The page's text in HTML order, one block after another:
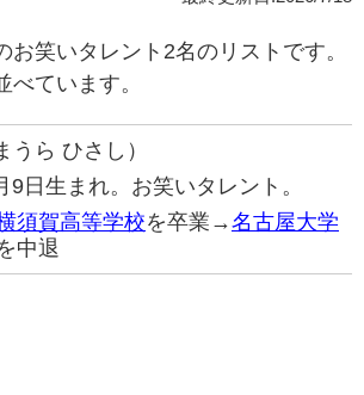
お笑いタレント2名のリストです。
ています。
うら ひさし）
9日生まれ。お笑いタレント。
須賀高等学校を卒業→名古屋大学
中退